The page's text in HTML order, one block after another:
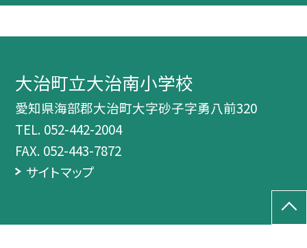
大治町立大治南小学校
愛知県海部郡大治町大字砂子字勇八前320
TEL. 052-442-2004
FAX. 052-443-7872
サイトマップ